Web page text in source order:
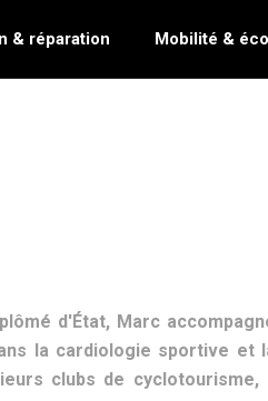
& réparation Mobilité &
d'État, Marc
la cardiologie sportive et
clubs de cyclotourisme,